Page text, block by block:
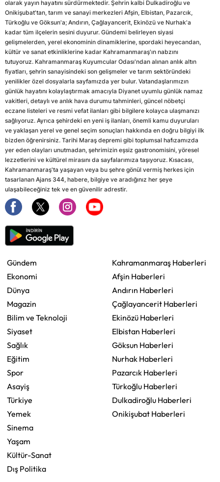
olarak yayın hayatını sürdürmektedir. Şehrin kalbi Dulkadiroğlu ve
Onikişubat'tan, tarım ve sanayi merkezleri Afşin, Elbistan, Pazarcık,
Türkoğlu ve Göksun'a; Andırın, Çağlayancerit, Ekinözü ve Nurhak'a
kadar tüm ilçelerin sesini duyurur. Gündemi belirleyen siyasi
gelişmelerden, yerel ekonominin dinamiklerine, spordaki heyecandan,
kültür ve sanat etkinliklerine kadar Kahramanmaraş'ın nabzını
tutuyoruz. Kahramanmaraş Kuyumcular Odası'ndan alınan anlık altın
fiyatları, şehrin sanayisindeki son gelişmeler ve tarım sektöründeki
yenilikler özel dosyalarla sayfamızda yer bulur. Vatandaşlarımızın
günlük hayatını kolaylaştırmak amacıyla Diyanet uyumlu günlük namaz
vakitleri, detaylı ve anlık hava durumu tahminleri, güncel nöbetçi
eczane listeleri ve resmi vefat ilanları gibi bilgilere kolayca ulaşmanızı
sağlıyoruz. Ayrıca şehirdeki en yeni iş ilanları, önemli kamu duyuruları
ve yaklaşan yerel ve genel seçim sonuçları hakkında en doğru bilgiyi ilk
bizden öğrenirsiniz. Tarihi Maraş depremi gibi toplumsal hafızamızda
yer eden olayları unutmadan, şehrimizin eşsiz gastronomisini, yöresel
lezzetlerini ve kültürel mirasını da sayfalarımıza taşıyoruz. Kısacası,
Kahramanmaraş'ta yaşayan veya bu şehre gönül vermiş herkes için
tasarlanan Ajans 344, habere, bilgiye ve aradığınız her şeye
ulaşabileceğiniz tek ve en güvenilir adrestir.
Gündem
Ekonomi
Dünya
Magazin
Bilim ve Teknoloji
Siyaset
Sağlık
Eğitim
Spor
Asayiş
Türkiye
Yemek
Sinema
Yaşam
Kültür-Sanat
Dış Politika
Kahramanmaraş Haberleri
Afşin Haberleri
Andırın Haberleri
Çağlayancerit Haberleri
Ekinözü Haberleri
Elbistan Haberleri
Göksun Haberleri
Nurhak Haberleri
Pazarcık Haberleri
Türkoğlu Haberleri
Dulkadiroğlu Haberleri
Onikişubat Haberleri